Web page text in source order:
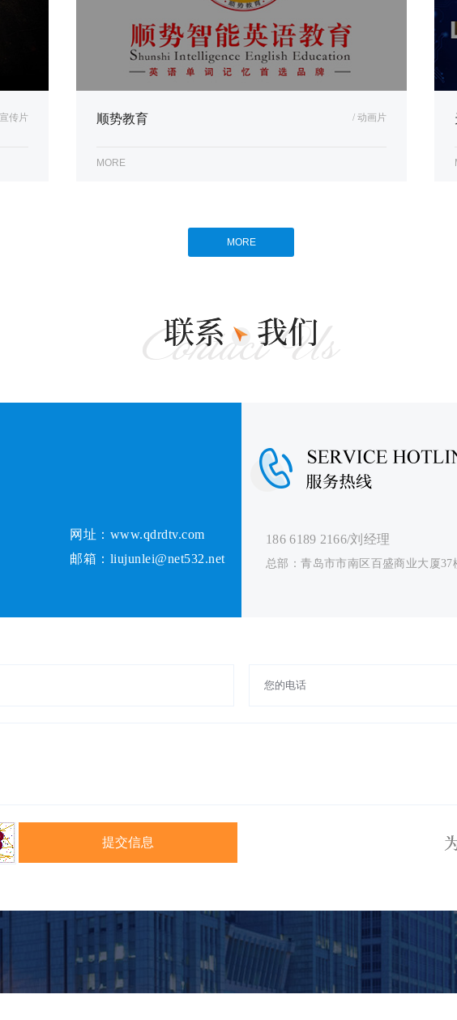
传片 顺势教育 / 动画片
MORE
MORE
网址：www.qdrdtv.com
邮箱：liujunlei@net532.net
186 6189 2166/刘经理
总部：青岛市市南区百盛商业大厦37